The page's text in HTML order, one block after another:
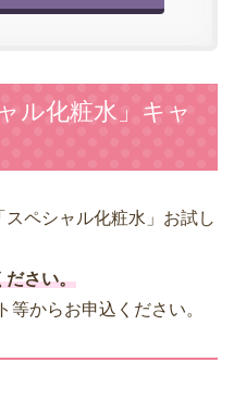
ル化粧水」キャ
ペシャル化粧水」お試し
ださい。
からお申込ください。